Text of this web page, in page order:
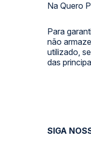
Na Quero
Para
não
utilizado,
das
SIGA